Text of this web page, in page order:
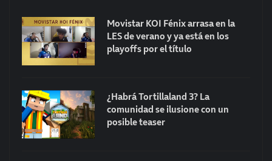
Movistar KOI Fénix arrasa en la
LES de verano y ya está en los
playoffs por el título
¿Habrá Tortillaland 3? La
comunidad se ilusione con un
posible teaser